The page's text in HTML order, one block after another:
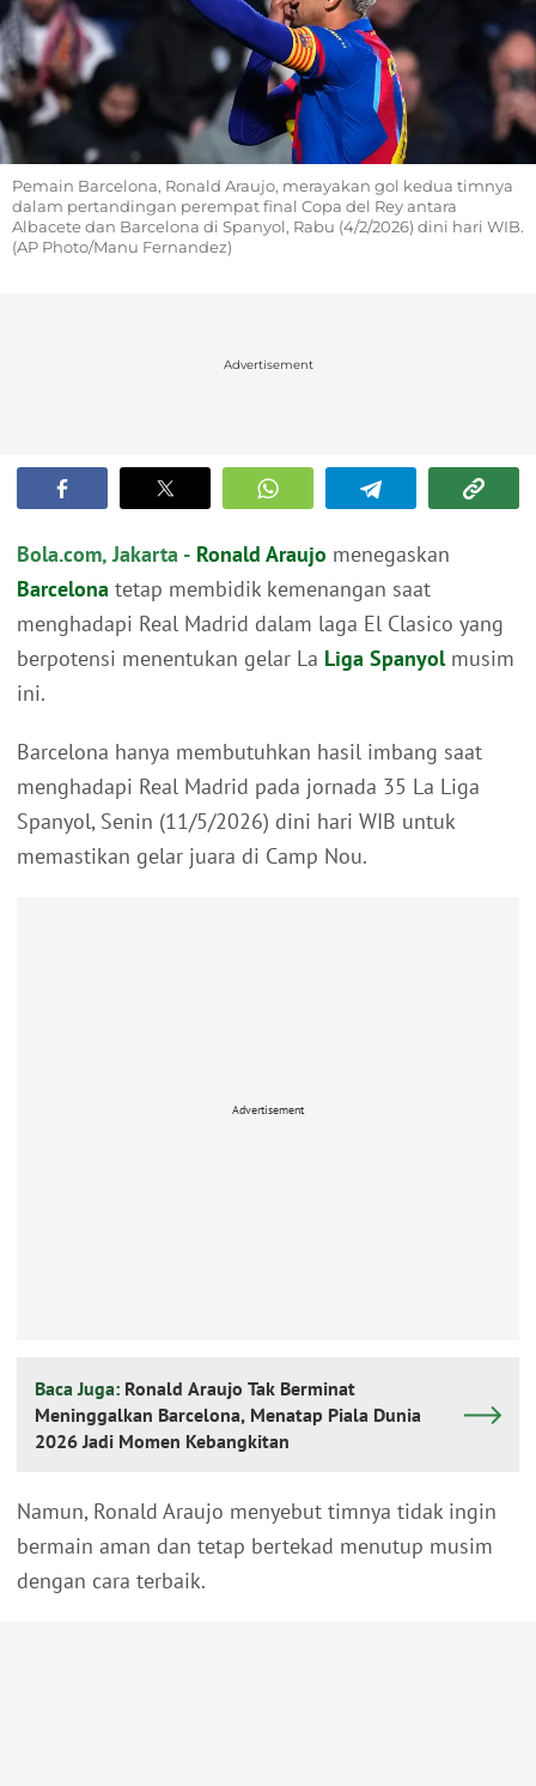
Pemain Barcelona, Ronald Araujo, merayakan gol kedua timnya
dalam pertandingan perempat final Copa del Rey antara
Albacete dan Barcelona di Spanyol, Rabu (4/2/2026) dini hari WIB.
(AP Photo/Manu Fernandez)
Advertisement
Bola.com, Jakarta - Ronald Araujo menegaskan
Barcelona tetap membidik kemenangan saat
menghadapi Real Madrid dalam laga El Clasico yang
berpotensi menentukan gelar La Liga Spanyolmusim
ini.
Barcelona hanya membutuhkan hasil imbang saat
menghadapi Real Madrid pada jornada 35 La Liga
Spanyol, Senin (11/5/2026) dini hari WIB untuk
memastikan gelar juara di Camp Nou.
Advertisement
Baca Juga: Ronald Araujo Tak Berminat
Meninggalkan Barcelona, Menatap Piala Dunia
2026 Jadi Momen Kebangkitan
Namun, Ronald Araujo menyebut timnya tidak ingin
bermain aman dan tetap bertekad menutup musim
dengan cara terbaik.